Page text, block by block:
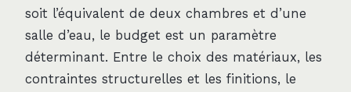
soit l’équivalent de deux chambres et d’une
salle d’eau, le budget est un paramètre
déterminant. Entre le choix des matériaux, les
contraintes structurelles et les finitions, le